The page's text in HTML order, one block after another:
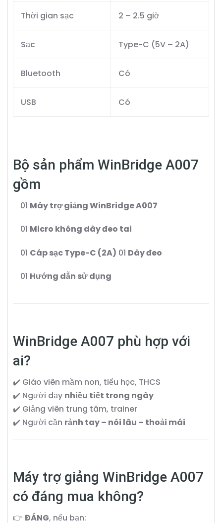
Thời gian sạc 2 – 2.5 giờ
Sạc Type-C (5V – 2A)
Bluetooth Có
USB Có
Bộ sản phẩm WinBridge A007
gồm
01 Máy trợ giảng WinBridge A007
01 Micro không dây đeo tai
01 Cáp sạc Type-C (2A) 01 Dây đeo
01 Hướng dẫn sử dụng
WinBridge A007 phù hợp với
ai?
✔️ Giáo viên mầm non, tiểu học, THCS
✔️ Người dạy nhiều tiết trong ngày
✔️ Giảng viên trung tâm, trainer
✔️ Người cần rảnh tay – nói lâu – thoải mái
Máy trợ giảng WinBridge A007
có đáng mua không?
👉 ĐÁNG, nếu bạn: